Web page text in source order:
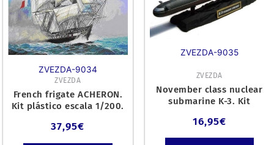
ZVEZDA-9034
ZVEZDA
French frigate ACHERON.
Kit plástico escala 1/200.
37,95€
ZVEZDA-9035
ZVEZDA
November class nuclear
submarine K-3. Kit
16,95€